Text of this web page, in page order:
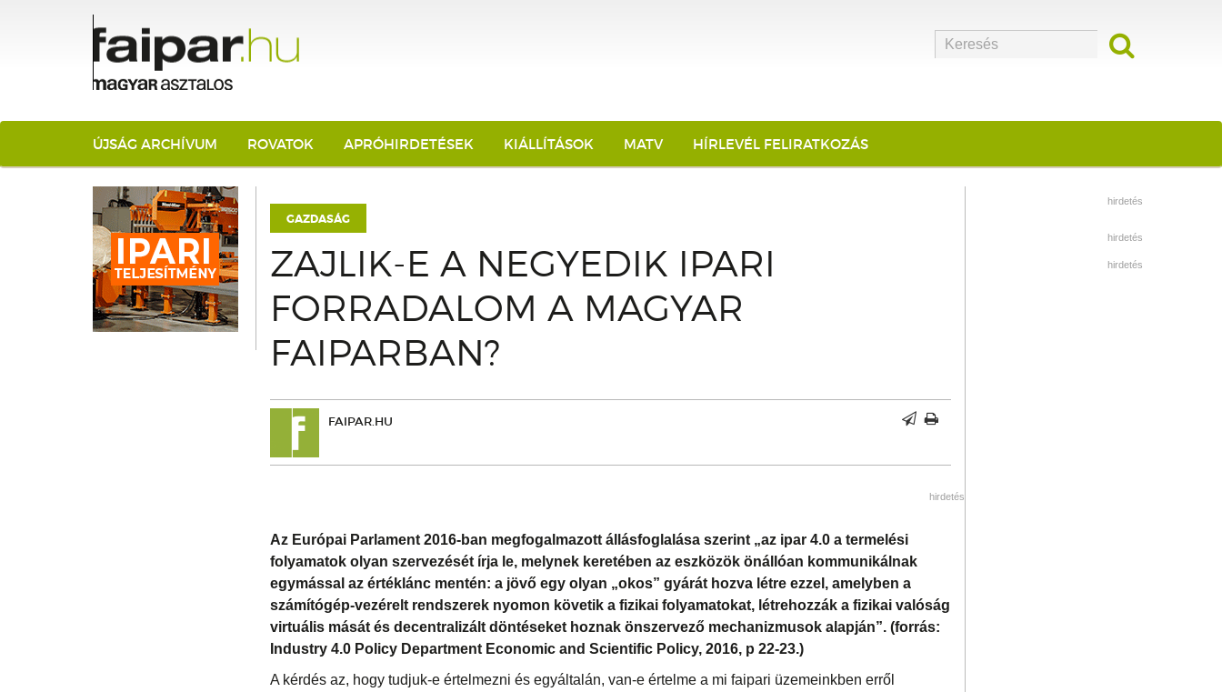
ÚJSÁG ARCHÍVUM ROVATOK APRÓHIRDETÉSEK KIÁLLÍTÁSOK MATV HÍRLEVÉL FELIRATKOZÁS
GAZDASÁG
ZAJLIK-E A NEGYEDIK IPARI
FORRADALOM A MAGYAR
FAIPARBAN?
FAIPAR.HU
hirdetés
Az Európai Parlament 2016-ban megfogalmazott állásfoglalása szerint „az ipar 4.0 a termelési
folyamatok olyan szervezését írja le, melynek keretében az eszközök önállóan kommunikálnak
egymással az értéklánc mentén: a jövő egy olyan „okos” gyárát hozva létre ezzel, amelyben a
számítógép-vezérelt rendszerek nyomon követik a fizikai folyamatokat, létrehozzák a fizikai valóság
virtuális mását és decentralizált döntéseket hoznak önszervező mechanizmusok alapján”. (forrás:
Industry 4.0 Policy Department Economic and Scientific Policy, 2016, p 22-23.)
A kérdés az, hogy tudjuk-e értelmezni és egyáltalán, van-e értelme a mi faipari üzemeinkben erről
hirdetés
hirdetés
hirdetés